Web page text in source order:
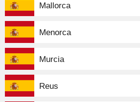
Mallorca
Menorca
Murcia
Reus